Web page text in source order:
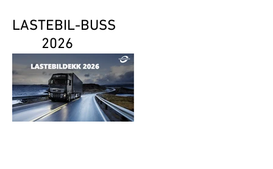
LASTEBIL-BUSS
2026